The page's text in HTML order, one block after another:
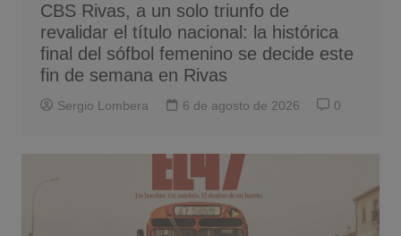
CBS Rivas, a un solo triunfo de
revalidar el título nacional: la histórica
final del sófbol femenino se decide este
fin de semana en Rivas
Sergio Lombera 6 de agosto de 2026 0